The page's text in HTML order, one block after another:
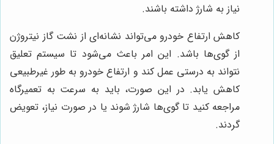
نیاز به شارژ داشته باشند.
کاهش ارتفاع خودرو می‌تواند نشانه‌ای از نشت گاز نیتروژن
از گوی‌ها باشد. این امر باعث می‌شود تا سیستم تعلیق
نتواند به درستی عمل کند و ارتفاع خودرو به طور غیرطبیعی
کاهش یابد. در این صورت، باید به سرعت به تعمیرگاه
مراجعه کنید تا گوی‌ها شارژ شوند یا در صورت نیاز، تعویض
گردند.